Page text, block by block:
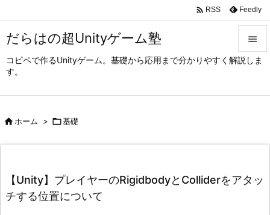
だらはの超Unityゲーム塾
コピペで作るUnityゲーム。基礎から応用まで分かりやすく解説しま
す。




 RSS Feedly
ホーム > 基礎
【Unity】プレイヤーのRigidbodyとColliderをアタッ
チする位置について